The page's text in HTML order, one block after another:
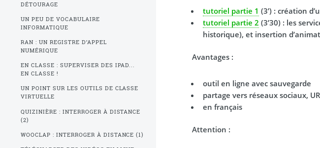
tutoriel partie 1 (3’) : création
tutoriel partie 2 (3’30) : les
historique), et insertion
Avantages :
outil en ligne avec sauvegarde
partage vers réseaux sociaux,
en français
Attention :
DÉTOURAGE
UN PEU DE VOCABULAIRE
INFORMATIQUE
RAN : UN REGISTRE D’APPEL
NUMÉRIQUE
EN CLASSE : SUPERVISER DES IPAD...
EN CLASSE !
UN POINT SUR LES OUTILS DE CLASSE
VIRTUELLE
QUIZINIÈRE : INTERROGER À DISTANCE
(2)
WOOCLAP : INTERROGER À DISTANCE (1)